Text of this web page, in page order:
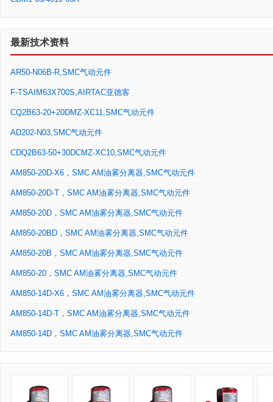
最新技术资料
AR50-N06B-R,SMC气动元件
F-TSAIM63X700S,AIRTAC亚德客
CQ2B63-20+20DMZ-XC11,SMC气动元件
AD202-N03,SMC气动元件
CDQ2B63-50+30DCMZ-XC10,SMC气动元件
AM850-20D-X6，SMC AM油雾分离器,SMC气动元件
AM850-20D-T，SMC AM油雾分离器,SMC气动元件
AM850-20D，SMC AM油雾分离器,SMC气动元件
AM850-20BD，SMC AM油雾分离器,SMC气动元件
AM850-20B，SMC AM油雾分离器,SMC气动元件
AM850-20，SMC AM油雾分离器,SMC气动元件
AM850-14D-X6，SMC AM油雾分离器,SMC气动元件
AM850-14D-T，SMC AM油雾分离器,SMC气动元件
AM850-14D，SMC AM油雾分离器,SMC气动元件